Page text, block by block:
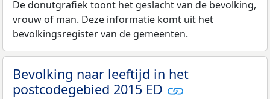
De donutgrafiek toont het geslacht van de bevolking,
vrouw of man. Deze informatie komt uit het
bevolkingsregister van de gemeenten.
Bevolking naar leeftijd in het
postcodegebied 2015 ED